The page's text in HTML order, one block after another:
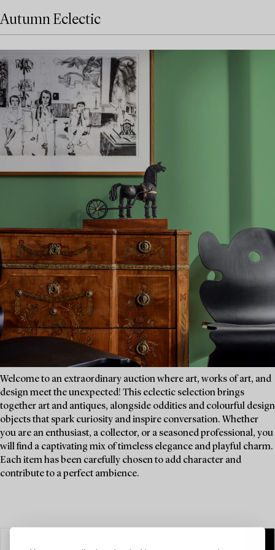
Autumn Eclectic
Welcome to an extraordinary auction where art, works of art, and
design meet the unexpected! This eclectic selection brings
together art and antiques, alongside oddities and colourful design
objects that spark curiosity and inspire conversation. Whether
you are an enthusiast, a collector, or a seasoned professional, you
will find a captivating mix of timeless elegance and playful charm.
Each item has been carefully chosen to add character and
contribute to a perfect ambience.